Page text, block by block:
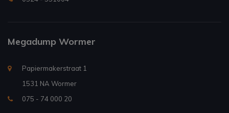
Megadump Wormer
Papiermakerstraat 1
1531 NA Wormer
075 - 74 000 20